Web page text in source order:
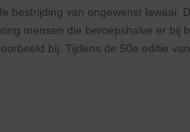
bestrijding van ongewenst lawaai.
mensen die beroepshalve er bij
bij. Tijdens de 50e editie